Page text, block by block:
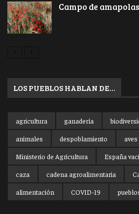
Campo de amapolas
LOS PUEBLOS HABLAN DE…
agricultura ganadería
animales
despoblamiento
aves
Ministerio de Agricultura
España
caza
cadena agroalimentaria
alimentación
COVID-19